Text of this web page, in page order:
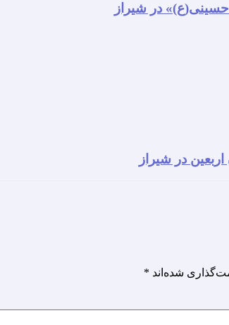
حسینی(ع)» در شیراز
در شیراز
شده‌اند *